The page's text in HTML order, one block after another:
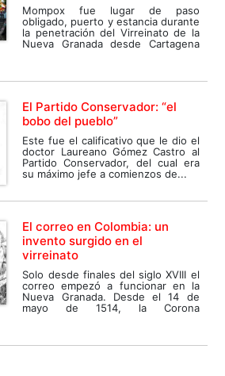
Mompox fue lugar de paso
obligado, puerto y estancia durante
la penetración del Virreinato de la
Nueva Granada desde Cartagena
El Partido Conservador: “el
bobo del pueblo”
Este fue el calificativo que le dio el
doctor Laureano Gómez Castro al
Partido Conservador, del cual era
su máximo jefe a comienzos de...
El correo en Colombia: un
invento surgido en el
virreinato
Solo desde finales del siglo XVIII el
correo empezó a funcionar en la
Nueva Granada. Desde el 14 de
mayo de 1514, la Corona